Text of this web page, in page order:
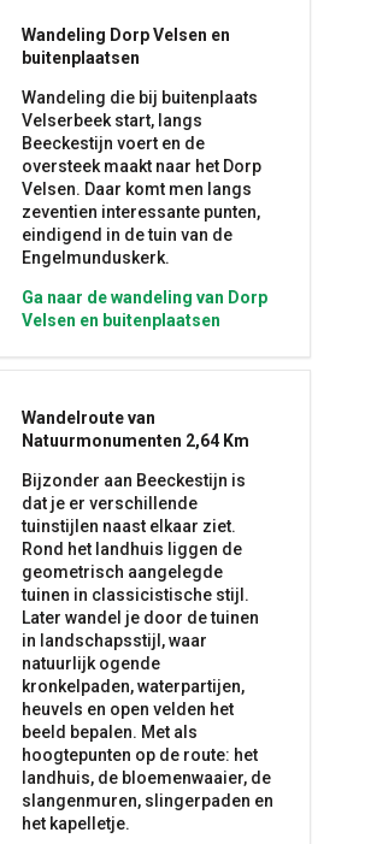
Wandeling Dorp Velsen en
buitenplaatsen
Wandeling die bij buitenplaats
Velserbeek start, langs
Beeckestijn voert en de
oversteek maakt naar het Dorp
Velsen. Daar komt men langs
zeventien interessante punten,
eindigend in de tuin van de
Engelmunduskerk.
Ga naar de wandeling van Dorp
Velsen en buitenplaatsen
Wandelroute van
Natuurmonumenten 2,64 Km
Bijzonder aan Beeckestijn is
dat je er verschillende
tuinstijlen naast elkaar ziet.
Rond het landhuis liggen de
geometrisch aangelegde
tuinen in classicistische stijl.
Later wandel je door de tuinen
in landschapsstijl, waar
natuurlijk ogende
kronkelpaden, waterpartijen,
heuvels en open velden het
beeld bepalen. Met als
hoogtepunten op de route: het
landhuis, de bloemenwaaier, de
slangenmuren, slingerpaden en
het kapelletje.